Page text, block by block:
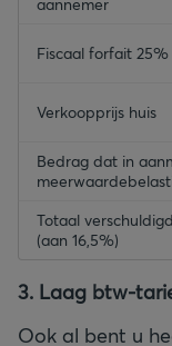
Fiscaal forfait 25%
Verkoopprijs huis
Bedrag dat in
Totaal
(aan 16,5%)
3. Laag btw-
Ook al bent u